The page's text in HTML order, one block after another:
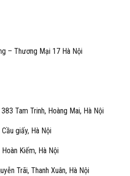
– Thương Mại 17 Hà Nội
Tam Trinh, Hoàng Mai, Hà Nội
giấy, Hà Nội
Kiếm, Hà Nội
Trãi, Thanh Xuân, Hà Nội